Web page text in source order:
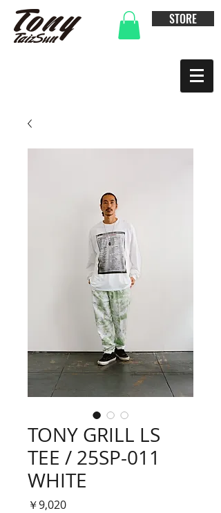
STORE
TONY GRILL LS
TEE / 25SP-011
WHITE
￥9,020価